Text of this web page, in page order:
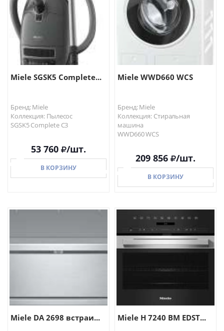
Miele SGSK5 Complete...
Бренд: Miele
Коллекция: Пылесос
SGSK5 Complete C3
53 760 /шт.
В КОРЗИНУ
Miele WWD660 WCS
Бренд: Miele
Коллекция: Стиральная
машина
WWD660 WCS
209 856 /шт.
В КОРЗИНУ
В КОРЗИНУ
Miele DA 2698 встраи... Miele H 7240 BM EDST...